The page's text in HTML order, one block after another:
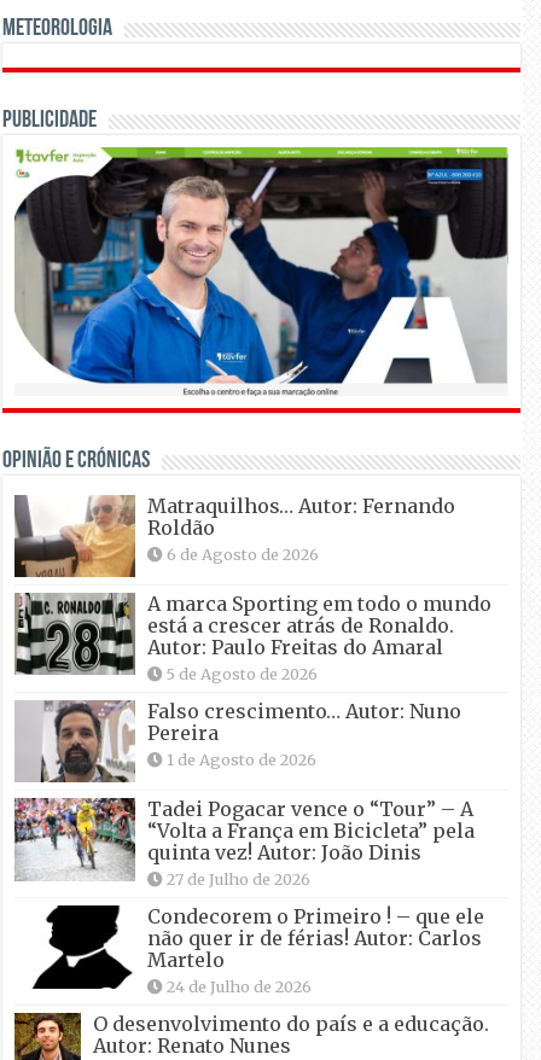
Meteorologia
Publicidade
OPINIÃO E CRÓNICAS
Matraquilhos… Autor: Fernando
Roldão
6 de Agosto de 2026
A marca Sporting em todo o mundo
está a crescer atrás de Ronaldo.
Autor: Paulo Freitas do Amaral
5 de Agosto de 2026
Falso crescimento… Autor: Nuno
Pereira
1 de Agosto de 2026
Tadei Pogacar vence o “Tour” – A
“Volta a França em Bicicleta” pela
quinta vez! Autor: João Dinis
27 de Julho de 2026
Condecorem o Primeiro ! – que ele
não quer ir de férias! Autor: Carlos
Martelo
24 de Julho de 2026
O desenvolvimento do país e a educação.
Autor: Renato Nunes